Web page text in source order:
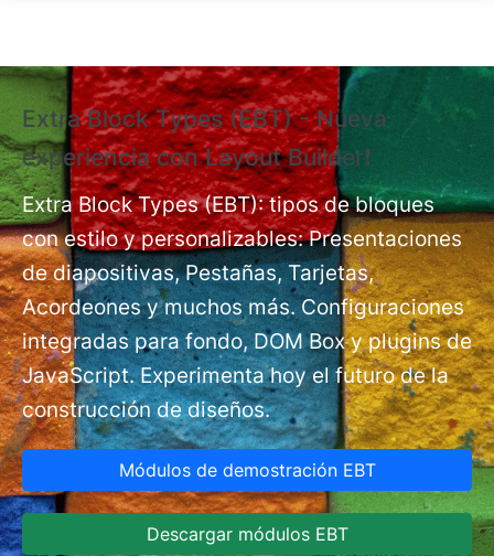
Extra Block Types (EBT) - Nueva
experiencia con Layout Builder❗
Extra Block Types (EBT): tipos de bloques
con estilo y personalizables: Presentaciones
de diapositivas, Pestañas, Tarjetas,
Acordeones y muchos más. Configuraciones
integradas para fondo, DOM Box y plugins de
JavaScript. Experimenta hoy el futuro de la
construcción de diseños.
Módulos de demostración EBT
Descargar módulos EBT